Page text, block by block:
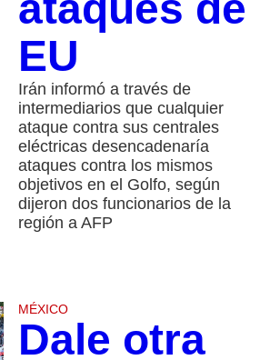
EU
Irán informó a través de
intermediarios que cualquier
ataque contra sus centrales
eléctricas desencadenaría
ataques contra los mismos
objetivos en el Golfo, según
dijeron dos funcionarios de la
región a AFP
MÉXICO
Dale otra